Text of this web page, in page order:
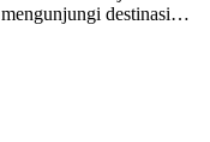
mengunjungi destinasi…